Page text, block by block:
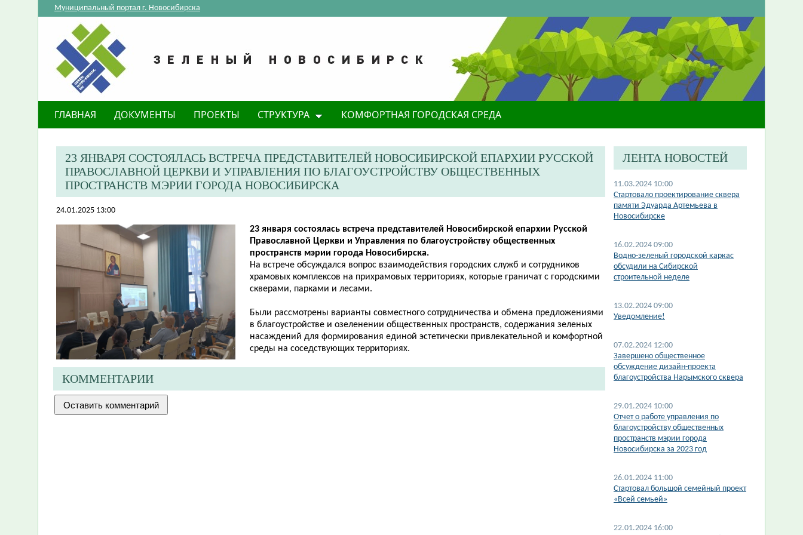
Муниципальный портал г. Новосибирска
ГЛАВНАЯ ДОКУМЕНТЫ ПРОЕКТЫ СТРУКТУРА КОМФОРТНАЯ ГОРОДСКАЯ СРЕДА
23 ЯНВАРЯ СОСТОЯЛАСЬ ВСТРЕЧА ПРЕДСТАВИТЕЛЕЙ НОВОСИБИРСКОЙ ЕПАРХИИ РУССКОЙ
ПРАВОСЛАВНОЙ ЦЕРКВИ И УПРАВЛЕНИЯ ПО БЛАГОУСТРОЙСТВУ ОБЩЕСТВЕННЫХ
ПРОСТРАНСТВ МЭРИИ ГОРОДА НОВОСИБИРСКА
24.01.2025 13:00
23 января состоялась встреча представителей Новосибирской епархии Русской
Православной Церкви и Управления по благоустройству общественных
пространств мэрии города Новосибирска.
На встрече обсуждался вопрос взаимодействия городских служб и сотрудников
храмовых комплексов на прихрамовых территориях, которые граничат с городскими
скверами, парками и лесами.
Были рассмотрены варианты совместного сотрудничества и обмена предложениями
в благоустройстве и озеленении общественных пространств, содержания зеленых
насаждений для формирования единой эстетически привлекательной и комфортной
среды на соседствующих территориях.
КОММЕНТАРИИ
ЛЕНТА НОВОСТЕЙ
11.03.2024 10:00
​Стартовало проектирование сквера
памяти Эдуарда Артемьева в
Новосибирске
16.02.2024 09:00
​Водно-зеленый городской каркас
обсудили на Сибирской
строительной неделе
13.02.2024 09:00
​Уведомление!
07.02.2024 12:00
Завершено общественное
обсуждение дизайн-проекта
благоустройства Нарымского сквера
29.01.2024 10:00
Отчет о работе управления по
благоустройству общественных
пространств мэрии города
Новосибирска за 2023 год
26.01.2024 11:00
Стартовал большой семейный проект
«Всей семьей»
22.01.2024 16:00